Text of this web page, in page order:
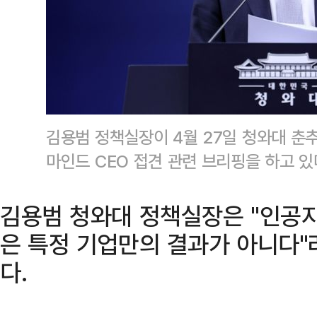
김용범 정책실장이 4월 27일 청와대 춘
마인드 CEO 접견 관련 브리핑을 하고
김용범 청와대 정책실장은 "인공
은 특정 기업만의 결과가 아니다
다.